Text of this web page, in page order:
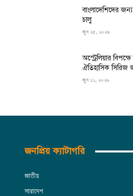
বাংলাদেশিদের
চালু
জুন ২৫, ২০২৬
অস্ট্রেলিয়ার
ঐতিহাসিক সিরিজ
জুন ১১, ২০২৬
জনপ্রিয় ক্যাটাগরি
জাতীয়
সারাদেশ